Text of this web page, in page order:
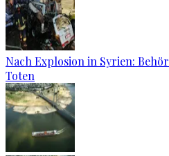
Nach Explosion in Syrien:
Toten